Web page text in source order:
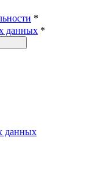
*
данных *
данных